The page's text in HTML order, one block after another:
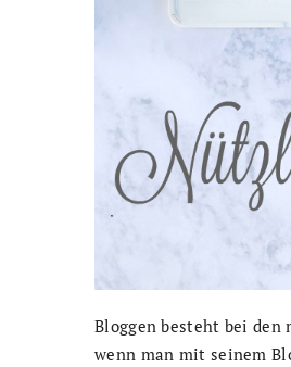
Bloggen besteht bei den
wenn man mit seinem